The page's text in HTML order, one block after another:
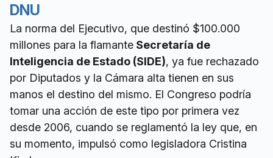
DNU
La norma del Ejecutivo, que destinó $100.000
millones para la flamante Secretaría de
Inteligencia de Estado (SIDE), ya fue rechazado
por Diputados y la Cámara alta tienen en sus
manos el destino del mismo. El Congreso podría
tomar una acción de este tipo por primera vez
desde 2006, cuando se reglamentó la ley que, en
su momento, impulsó como legisladora Cristina